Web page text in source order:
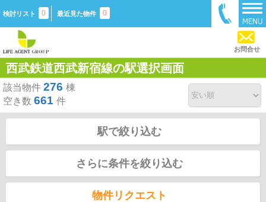
検討リスト 0 最近見た物件 0
お問合せ
西武鉄道西武新宿線の駅選択画面
該当物件 276 棟
空き数 661 件
駅で絞り込む
さらに条件を絞り込む
物件リクエスト